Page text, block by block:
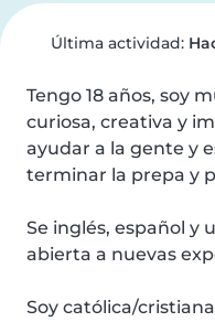
Última actividad:
Tengo 18 años, soy
curiosa, creativa y
ayudar a la gente y
terminar la prepa y
Se inglés, español y
abierta a nuevas
Soy católica/